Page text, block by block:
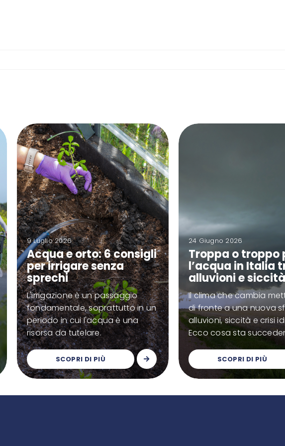
9 Luglio 2026
Acqua e orto: 6 consigli
per irrigare senza
sprechi
L'irrigazione è un passaggio
fondamentale, soprattutto in un
periodo in cui l'acqua è una
risorsa da tutelare.
SCOPRI DI PIÙ
24 Giugno 2026
Troppa o troppo
l’acqua in Italia
alluvioni e siccità
Il clima che cambia
di fronte a una nuova
alluvioni, siccità e crisi
Ecco cosa sta
SCOPRI DI PIÙ